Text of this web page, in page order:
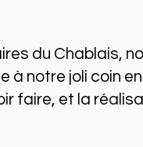
du Chablais,
à notre joli coin
faire, et la